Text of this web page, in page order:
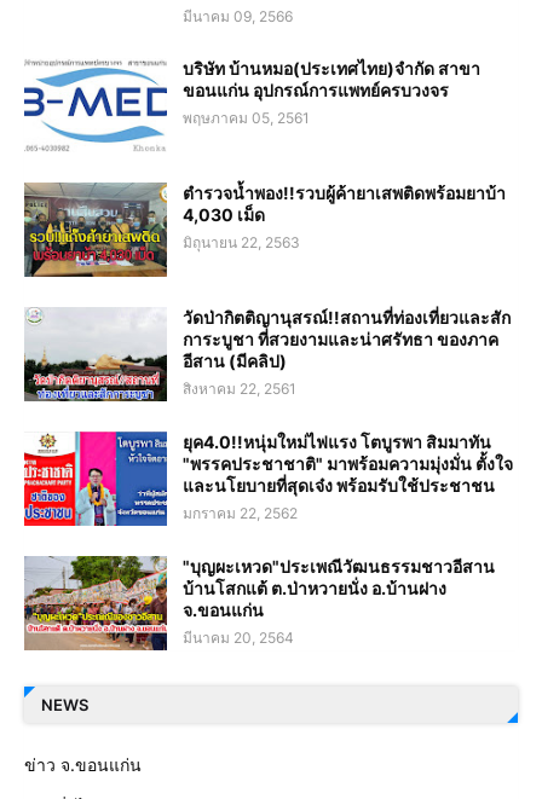
มีนาคม 09, 2566
บริษัท บ้านหมอ(ประเทศไทย)จำกัด สาขา
ขอนแก่น อุปกรณ์การแพทย์ครบวงจร
พฤษภาคม 05, 2561
ตำรวจน้ำพอง!!รวบผู้ค้ายาเสพติดพร้อมยาบ้า
4,030 เม็ด
มิถุนายน 22, 2563
วัดป่ากิตติญานุสรณ์!!สถานที่ท่องเที่ยวและสัก
การะบูชา ที่สวยงามและน่าศรัทธา ของภาค
อีสาน (มีคลิป)
สิงหาคม 22, 2561
ยุค4.0!!หนุ่มใหม่ไฟแรง โตบูรพา สิมมาทัน
"พรรคประชาชาติ" มาพร้อมความมุ่งมั่น ตั้งใจ
และนโยบายที่สุดเจ๋ง พร้อมรับใช้ประชาชน
มกราคม 22, 2562
"บุญผะเหวด"ประเพณีวัฒนธรรมชาวอีสาน
บ้านโสกแต้ ต.ป่าหวายนั่ง อ.บ้านฝาง
จ.ขอนแก่น
มีนาคม 20, 2564
NEWS
ข่าว จ.ขอนแก่น